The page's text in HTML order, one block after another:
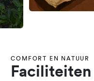
COMFORT EN NATUUR
Faciliteiten